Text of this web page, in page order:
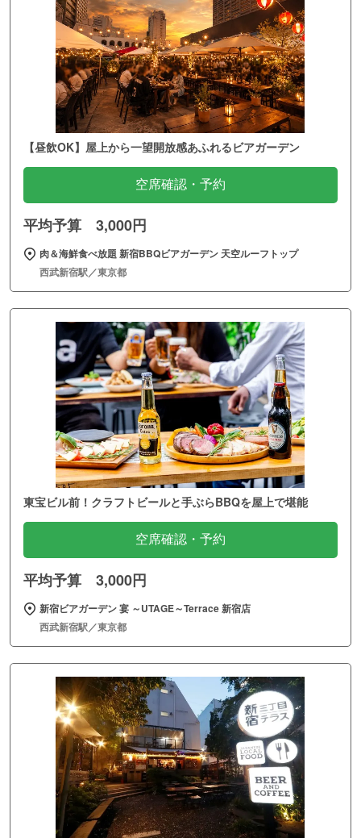
【昼飲OK】屋上から一望開放感あふれるビアガーデン
空席確認・予約
平均予算 3,000円
肉＆海鮮食べ放題 新宿BBQビアガーデン 天空ルーフトップ
西武新宿駅／東京都
東宝ビル前！クラフトビールと手ぶらBBQを屋上で堪能
空席確認・予約
平均予算 3,000円
新宿ビアガーデン 宴 ～UTAGE～Terrace 新宿店
西武新宿駅／東京都